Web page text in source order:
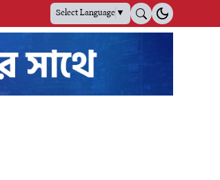
Select Language▼